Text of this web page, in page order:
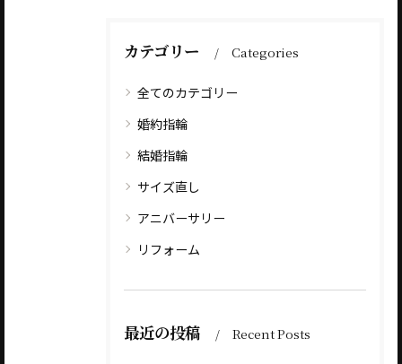
カテゴリー Categories
全てのカテゴリー
婚約指輪
結婚指輪
サイズ直し
アニバーサリー
リフォーム
最近の投稿 Recent Posts